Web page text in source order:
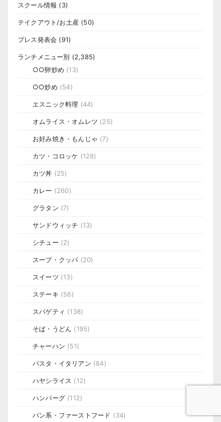
スクール情報 (3)
テイクアウト/お土産 (50)
プレス発表会 (91)
ランチメニュー別 (2,385)
○○卵炒め (13)
○○炒め (54)
エスニック料理 (44)
オムライス・オムレツ (25)
お好み焼き・もんじゃ (7)
カツ・コロッケ (128)
カツ丼 (25)
カレー (260)
グラタン (7)
サンドウィッチ (13)
シチュー (2)
スープ・クッパ (20)
スイーツ (13)
ステーキ (56)
スパゲティ (138)
そば・うどん (195)
チャーハン (51)
パスタ・イタリアン (84)
ハヤシライス (12)
ハンバーグ (112)
パン系・ファーストフード (34)